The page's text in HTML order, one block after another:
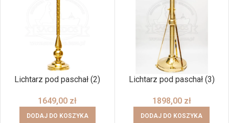
Lichtarz pod paschał (2)
1649,00 zł
DODAJ DO KOSZYKA
Lichtarz pod paschał (3)
1898,00 zł
DODAJ DO KOSZYKA